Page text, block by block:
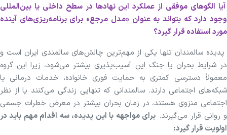
آیا الگوهای موفقی از عملکرد این نهادها در سطح داخلی یا بین‌المللی
وجود دارد که بتواند به عنوان «مدل مرجع» برای برنامه‌ریزی‌های آینده
مورد استفاده قرار گیرد؟
پدیده سالمندان تنها یکی از مهم‌ترین چالش‌های سالمندی ایران است و
در شرایط بحران یا جنگ این آسیب‌پذیری بیشتر می‌شود، زیرا این گروه
معمولاً دسترسی کمتری به حمایت فوری خانواده، خدمات درمانی یا
شبکه‌های اجتماعی دارند. سالمندانی که تنهایی زندگی می‌کنند یا از نظر
اجتماعی منزوی هستند، در زمان بحران بیشتر در معرض خطرات جسمی
و روانی قرار می‌گیرند. برای مواجهه با این پدیده، سه اقدام مهم باید در
اولویت قرار گیرد: